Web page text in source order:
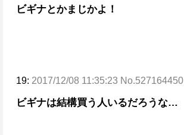
ビギナとかまじかよ！
19: 2017/12/08 11:35:23 No.527164450
ビギナは結構買う人いるだろうな…